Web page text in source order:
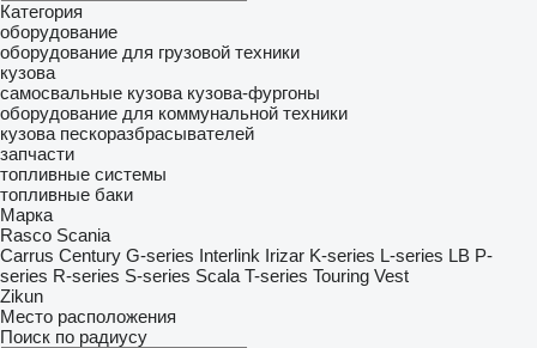
Категория
оборудование
оборудование для грузовой техники
кузова
самосвальные кузова кузова-фургоны
оборудование для коммунальной техники
кузова пескоразбрасывателей
запчасти
топливные системы
топливные баки
Марка
Rasco Scania
Carrus Century G-series Interlink Irizar K-series L-series LB P-
series R-series S-series Scala T-series Touring Vest
Zikun
Место расположения
Поиск по радиусу